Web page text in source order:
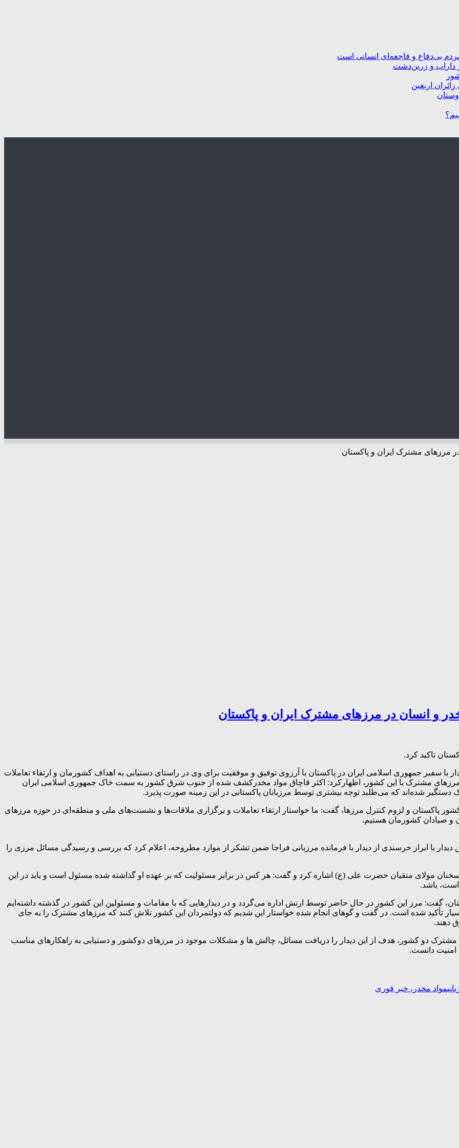
بی‌دفاع و فاجعه‌ای انسانی است
داراب و زرین‌دشت
اربعین
مرزهای مشترک ایران و پاکستان
و انسان در مرزهای مشترک ایران و پاکستان
تاکید کرد.
با سفیر جمهوری اسلامی ایران در پاکستان با آرزوی توفیق و موفقیت برای وی در راستای دستیابی به اهداف کشورمان و ارتقاء تعاملات
مرزهای مشترک با این کشور، اظهارکرد: اکثر قاچاق مواد مخدرکشف شده از جنوب شرق کشور به سمت خاک جمهوری اسلامی ایران
شده‌اند که می‌طلبد توجه بیشتری توسط مرزبانان پاکستانی در این زمینه صورت پذیرد.
پاکستان و لزوم کنترل مرزها، گفت: ما خواستار ارتقاء تعاملات و برگزاری ملاقات‌ها و نشست‌های ملی و منطقه‌ای در حوزه مرزهای
و صیادان کشورمان هستیم.
با ابراز خرسندی از دیدار با فرمانده مرزبانی فراجا ضمن تشکر از موارد مطروحه، اعلام کرد که بررسی و رسیدگی مسائل مرزی را
مولای متقیان حضرت علی (ع) اشاره کرد و گفت: هر کس در برابر مسئولیت که بر عهده او گذاشته شده مسئول است و باید در این
باشد.
گفت: مرز این کشور در حال حاضر توسط ارتش اداره می‌گردد و در دیدارهایی که با مقامات و مسئولین این کشور در گذشته داشته‌ایم
تأکید شده است. در گفت و گوهای انجام شده خواستار این شدیم که دولتمردان این کشور تلاش کنند که مرزهای مشترک را به جای
دهند.
دو کشور، هدف از این دیدار را دریافت مسائل، چالش ها و مشکلات موجود در مرزهای دوکشور و دستیابی به راهکارهای مناسب
امنیت دانست.
مواد مخدر، خبر فوری